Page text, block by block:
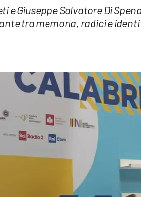
e Giuseppe Salvatore Di
tra memoria, radici e